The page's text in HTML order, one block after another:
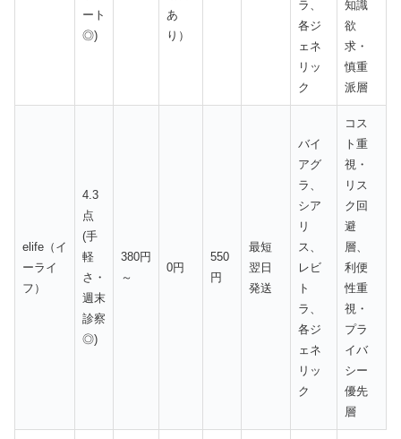
ート
◎)
あ
り）
ラ、
各ジ
ェネ
リッ
ク
知識
欲
求・
慎重
派層
elife（イ
ーライ
フ）
4.3
点
(手
軽
さ・
週末
診察
◎)
380円
～
0円
550
円
最短
翌日
発送
バイ
アグ
ラ、
シア
リ
ス、
レビ
ト
ラ、
各ジ
ェネ
リッ
ク
コス
ト重
視・
リス
ク回
避
層、
利便
性重
視・
プラ
イバ
シー
優先
層